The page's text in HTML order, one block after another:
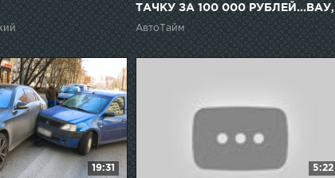
ТАЧКУ ЗА 100 000 РУБЛЕЙ...ВАУ,
НЕ ОЖИДАЛ!!
АвтоТайм
19:31 5:22